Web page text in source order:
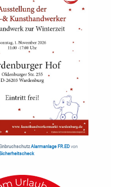
Einbruchschutz Alarmanlage FR.ED von